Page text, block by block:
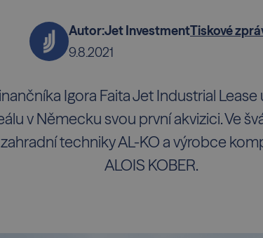
Autor:Jet Investment
9.8.2021
Tiskové
Igora Faita Jet Industrial
v Německu svou první akvizici. Ve
techniky AL-KO a výrobce
ALOIS KOBER.